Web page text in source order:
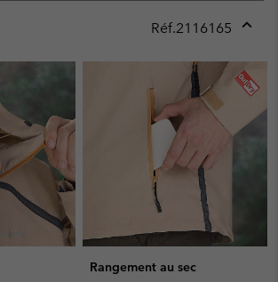
Réf.2116165
or
Rangement au sec